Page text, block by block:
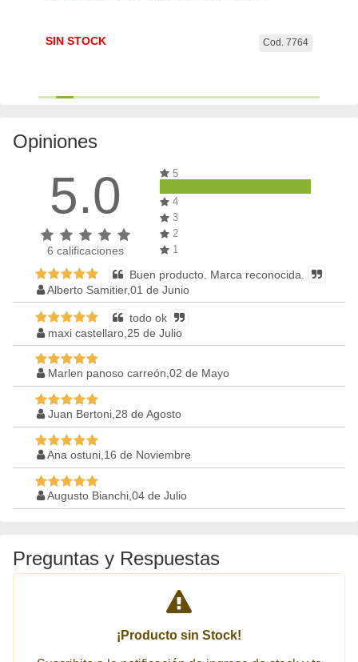
Cod. 7764
SIN STOCK
Opiniones
5.0
6 calificaciones
5
4
3
2
1
Buen producto. Marca reconocida.
Alberto Samitier,01 de Junio
todo ok
maxi castellaro,25 de Julio
Marlen panoso carreón,02 de Mayo
Juan Bertoni,28 de Agosto
Ana ostuni,16 de Noviembre
Augusto Bianchi,04 de Julio
Preguntas y Respuestas
¡Producto sin Stock!